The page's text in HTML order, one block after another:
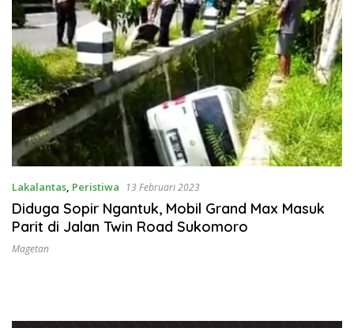
Lakalantas, Peristiwa 13 Februari 2023
Diduga Sopir Ngantuk, Mobil Grand Max Masuk
Parit di Jalan Twin Road Sukomoro
Magetan